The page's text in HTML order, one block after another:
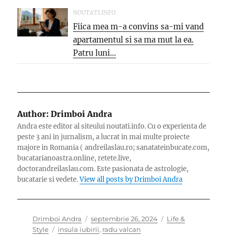
NOUTATI.INFO
Fiica mea m-a convins sa-mi vand
apartamentul si sa ma mut la ea.
Patru luni...
Author: Drimboi Andra
Andra este editor al siteului noutati.info. Cu o experienta de
peste 3 ani in jurnalism, a lucrat in mai multe proiecte
majore in Romania ( andreilaslau.ro; sanatateinbucate.com,
bucatarianoastra.online, retete.live,
doctorandreilaslau.com. Este pasionata de astrologie,
bucatarie si vedete.View all posts by Drimboi Andra
Author
Drimboi Andra
Posted
on
septembrie 26, 2024 Categories
Life &
Style
Tags
insula iubirii, radu valcan